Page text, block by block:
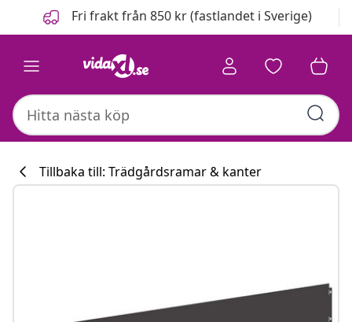
FöregåendeFri frakt från 850 kr (fastlandet i Sverige)
Tillbaka till: Trädgårdsramar & kanter